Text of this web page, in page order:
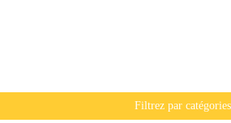
Filtrez par